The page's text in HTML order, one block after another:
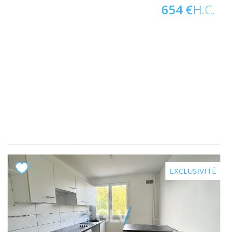
654 €H.C.
EXCLUSIVITÉ